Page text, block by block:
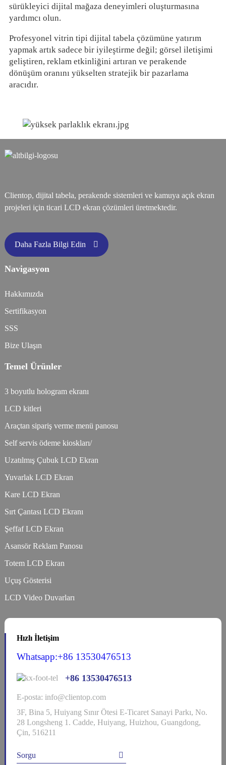
sürükleyici dijital mağaza deneyimleri oluşturmasına
yardımcı olun.
Profesyonel vitrin tipi dijital tabela çözümüne yatırım
yapmak artık sadece bir iyileştirme değil; görsel iletişimi
geliştiren, reklam etkinliğini artıran ve perakende
dönüşüm oranını yükselten stratejik bir pazarlama
aracıdır.
Clientop, dijital tabela, perakende sistemleri ve kamuya açık ekran
projeleri için ticari LCD ekran çözümleri üretmektedir.
Daha Fazla Bilgi Edin
Navigasyon
Hakkımızda
Sertifikasyon
SSS
Bize Ulaşın
Temel Ürünler
3 boyutlu hologram ekranı
LCD kitleri
Araçtan sipariş verme menü panosu
Self servis ödeme kioskları/
Uzatılmış Çubuk LCD Ekran
Yuvarlak LCD Ekran
Kare LCD Ekran
Sırt Çantası LCD Ekranı
Şeffaf LCD Ekran
Asansör Reklam Panosu
Totem LCD Ekran
Uçuş Gösterisi
LCD Video Duvarları
Hızlı İletişim
Whatsapp:+86 13530476513
+86 13530476513
E-posta: info@clientop.com
3F, Bina 5, Huiyang Sınır Ötesi E-Ticaret Sanayi Parkı, No.
28 Longsheng 1. Cadde, Huiyang, Huizhou, Guangdong,
Çin, 516211
Sorgu